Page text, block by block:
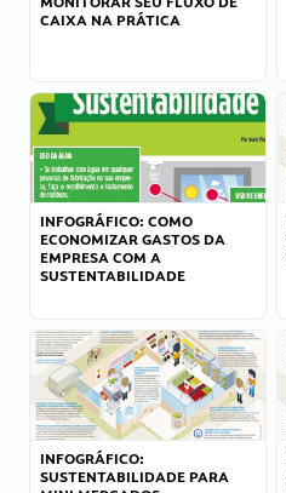
CAIXA NA PRÁTICA
INFOGRÁFICO: COMO
ECONOMIZAR GASTOS DA
EMPRESA COM A
SUSTENTABILIDADE
INFOGRÁFICO:
SUSTENTABILIDADE PARA